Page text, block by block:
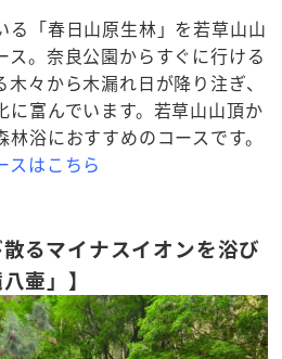
る「春日山原生林」を若草山山
ス。奈良公園からすぐに行ける
々から木漏れ日が降り注ぎ、
に富んでいます。若草山山頂か
浴におすすめのコースです。
スはこちら
散るマイナスイオンを浴び
壷」】